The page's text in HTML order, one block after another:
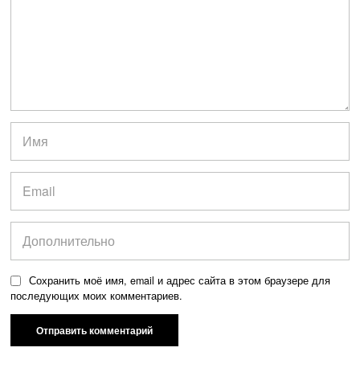
Сохранить моё имя, email и адрес сайта в этом браузере для
последующих моих комментариев.